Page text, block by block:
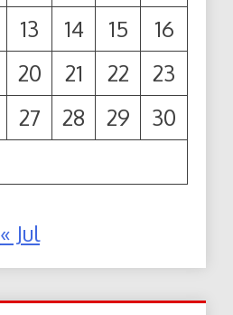
13 14 15
16
20 21 22
23
27 28 29
30
« Jul